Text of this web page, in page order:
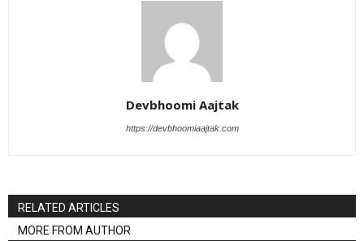
Devbhoomi Aajtak
https://devbhoomiaajtak.com
RELATED ARTICLES
MORE FROM AUTHOR